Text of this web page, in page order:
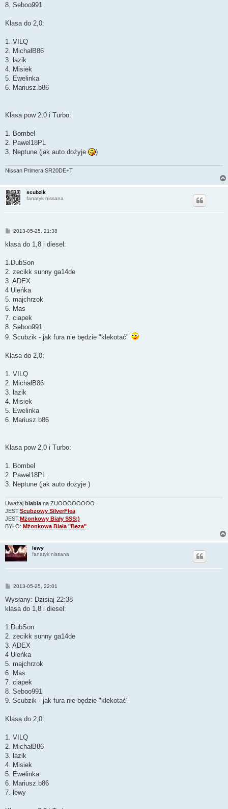
8. Seboo991
Klasa do 2,0:
1. VILQ
2. MichałB86
3. lazik
4. Misiek
5. Ewelinka
6. Mariusz.b86
Klasa pow 2,0 i Turbo:
1. Bombel
2. Pawel18PL
3. Neptune (jak auto dożyje
)
Nissan Primera SR20DE+T
scubzik
fanatyk nissana
P
s
2013-05-25, 21:38
klasa do 1,8 i diesel:
1.DubSon
2. zecikk sunny ga14de
3. ADEX
4 Uleńka
5. majchrzok
6. Mas
7. ciapek
8. Seboo991
9. Scubzik - jak fura nie będzie "klekotać"
Klasa do 2,0:
1. VILQ
2. MichałB86
3. lazik
4. Misiek
5. Ewelinka
6. Mariusz.b86
Klasa pow 2,0 i Turbo:
1. Bombel
2. Pawel18PL
3. Neptune (jak auto dożyje )
Uważaj blabla na ZUOOOOOOOO
JEST:Scubzowy SilverFlea
JEST:Mżonkowy Biały SSS:)
BYŁO: Mżonkowa Biała "Beza"
lewy
fanatyk nissana
P
s
t
2013-05-25, 22:01
Wysłany: Dzisiaj 22:38
klasa do 1,8 i diesel:
1.DubSon
2. zecikk sunny ga14de
3. ADEX
4 Uleńka
5. majchrzok
6. Mas
7. ciapek
8. Seboo991
9. Scubzik - jak fura nie będzie "klekotać"
Klasa do 2,0:
1. VILQ
2. MichałB86
3. lazik
4. Misiek
5. Ewelinka
6. Mariusz.b86
7. lewy